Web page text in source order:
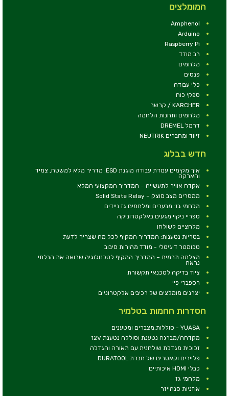
המומלצים
Amphenol
Arduino
Raspberry Pi
רב מודד
מלחמים
פנסים
כלי עבודה
ספקי כוח
KARCHER / קרשר
מלחמים ותחנות הלחמה
דרמל DREMEL
זיווד ומחברים NEUTRIK
חדש בבלוג
איך מקימים עמדת עבודה מוגנת ESD: מדריך מלא למשטח, צמיד
והארקה
אקדח אוויר לתעשייה – המדריך המקצועי המלא
ממסרים מצב מוצק – Solid State Relay
מלחמי גז: מבערים ומלחמים גז ניידים
ספריי ניקוי מגעים באלקטרוניקה
מלחציים לשולחן
בטריות נטענות: המדריך המקיף לכל מה שצריך לדעת
טכומטר דיגיטלי - מודד מהירות סיבוב
מצלמה תרמית – המדריך המקיף לטכנולוגיה שרואה את הבלתי
נראה
ציוד בדיקה לטכנאי תקשורת
רספברי פיי
יצרנים מומלצים של רכיבים אלקטרוניים
הסדרות החמות בטלמיר
YUASA - סוללות,מצברים ומטענים
מקדחה/מברגה נטענת וסוללה נטענת 12V
זכוכית מגדלת שולחנית עם תאורה והגדלה
פליירים וקאטרים של חברת DURATOOL
כבלי HDMI איכותיים
מלחמי גז
אוזניות סנהייזר